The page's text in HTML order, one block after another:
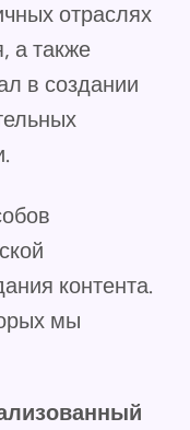
отраслях
а также
в создании
контента.
мы